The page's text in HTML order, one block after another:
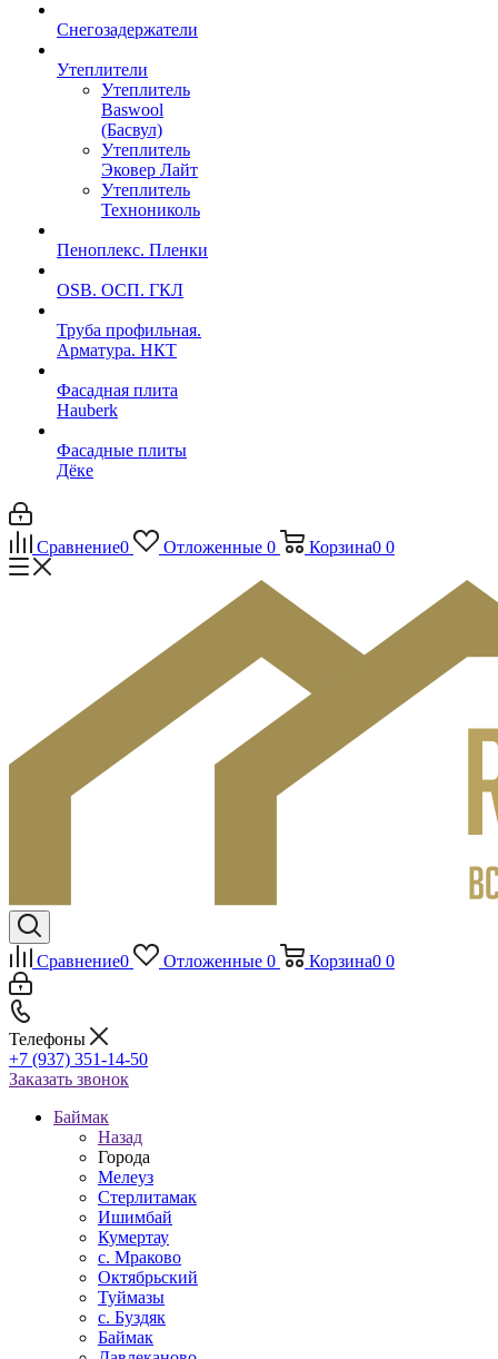
Снегозадержатели
Утеплители
Утеплитель
Baswool
(Басвул)
Утеплитель
Эковер Лайт
Утеплитель
Технониколь
Пеноплекс. Пленки
OSB. ОСП. ГКЛ
Труба профильная.
Арматура. НКТ
Фасадная плита
Hauberk
Фасадные плиты
Дёке
Сравнение0 Отложенные 0 Корзина0 0
Сравнение0 Отложенные 0 Корзина0 0
Телефоны
+7 (937) 351-14-50
Заказать звонок
Баймак
Назад
Города
Мелеуз
Стерлитамак
Ишимбай
Кумертау
c. Мраково
Октябрьский
Туймазы
c. Буздяк
Баймак